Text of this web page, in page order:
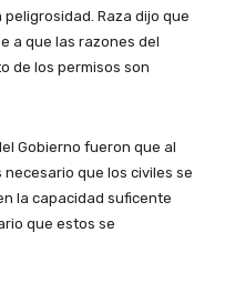
Raza dijo que
a que las razones del
de los permisos son
Gobierno fueron que al
que los civiles se
la capacidad suficente
que estos se